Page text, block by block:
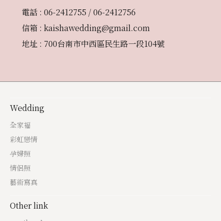
電話 : 06-2412755 / 06-2412756
信箱 : kaishawedding@gmail.com
地址 : 700台南市中西區民生路一段104號
Wedding
全家福
彩虹戀情
孕婦照
情侶照
藝術寫真
Other link